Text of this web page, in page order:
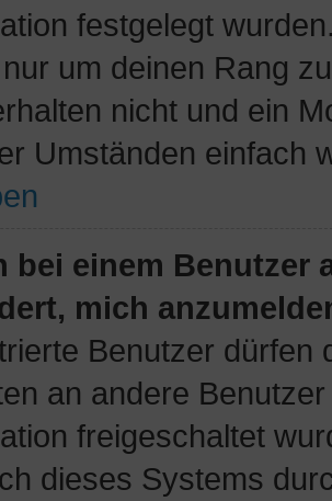
festgelegt
um deinen Rang
nicht und ein
Umständen einfach
bei einem Benutzer
mich
Benutzer dürfen
an andere
freigeschaltet
dieses Systems